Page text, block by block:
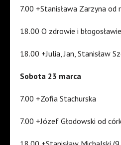
7.00 +Stanisława Zarzyna od
18.00 O zdrowie i
18.00 +Julia, Jan, Stanisław
Sobota 23 marca
7.00 +Zofia Stachurska
7.00 +Józef Głodowski od